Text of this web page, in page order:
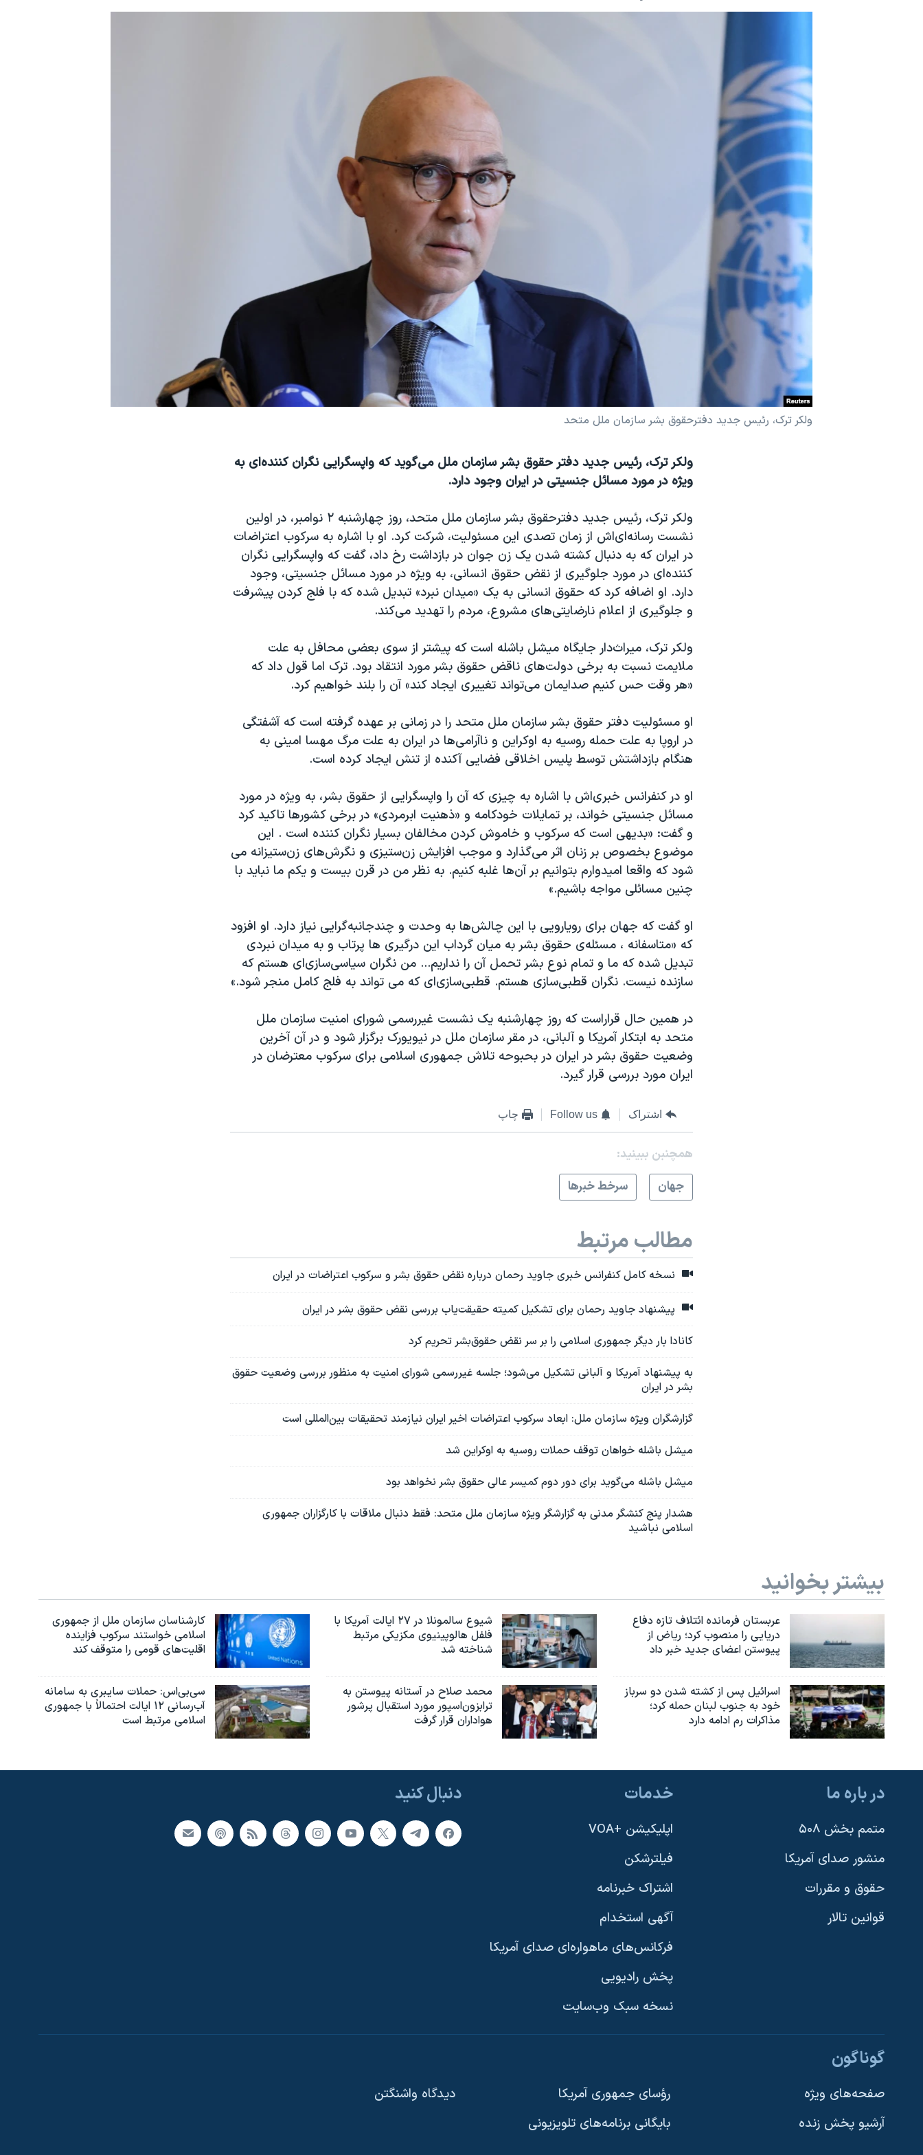
اعتراضات زن، زندگی، آزادی
مجموعه مستندهای دادخواهی
چهل سال گروگان‌گیری
قانون شفافیت دارائی کادر رهبری ایران
اعتراضات مردمی آبان ۹۸
نرگس محمدی برنده جایزه نوبل صلح
همایش محافظه‌کاران آمریکا «سی‌پک»
سفر پرزیدنت ترامپ به چین
دنبال کنید
زبانهای مختلف
ولکر ترک، رئیس جدید دفترحقوق بشر سازمان ملل متحد
ولکر ترک، رئیس جدید دفتر حقوق بشر سازمان ملل می‌گوید که واپسگرایی نگران کننده‌ای به
ویژه در مورد مسائل جنسیتی در ایران وجود دارد.
ولکر ترک، رئیس جدید دفترحقوق بشر سازمان ملل متحد، روز چهارشنبه ۲ نوامبر، در اولین
نشست رسانه‌ای‌اش از زمان تصدی این مسئولیت، شرکت کرد. او با اشاره به سرکوب اعتراضات
در ایران که به دنبال کشته شدن یک زن جوان در بازداشت رخ داد، گفت که واپسگرایی نگران
کننده‌ای در مورد جلوگیری از نقض حقوق انسانی، به ویژه در مورد مسائل جنسیتی، وجود
دارد. او اضافه کرد که حقوق انسانی به یک «میدان نبرد» تبدیل شده که با فلج کردن پیشرفت
و جلوگیری از اعلام نارضایتی‌های مشروع، مردم را تهدید می‌کند.
ولکر ترک، میراث‌دار جایگاه میشل باشله است که پیشتر از سوی بعضی محافل به علت
ملایمت نسبت به برخی دولت‌های ناقض حقوق بشر مورد انتقاد بود. ترک اما قول داد که
«هر وقت حس کنیم صدایمان می‌تواند تغییری ایجاد کند» آن را بلند خواهیم کرد.
او مسئولیت دفتر حقوق بشر سازمان ملل متحد را در زمانی بر عهده گرفته است که آشفتگی
در اروپا به علت حمله روسیه به اوکراین و ناآرامی‌ها در ایران به علت مرگ مهسا امینی به
هنگام بازداشتش توسط پلیس اخلاقی فضایی آکنده از تنش ایجاد کرده است.
او در کنفرانس خبری‌اش با اشاره به چیزی که آن را واپسگرایی از حقوق بشر، به ویژه در مورد
مسائل جنسیتی خواند، بر تمایلات خودکامه و «ذهنیت ابرمردی» در برخی کشورها تاکید کرد
و گفت: «بدیهی است که سرکوب و خاموش کردن مخالفان بسیار نگران کننده است . این
موضوع بخصوص بر زنان اثر می‌گذارد و موجب افزایش زن‌ستیزی و نگرش‌های زن‌ستیزانه می
شود که واقعا امیدوارم بتوانیم بر آن‌ها غلبه کنیم. به نظر من در قرن بیست و یکم ما نباید با
چنین مسائلی مواجه باشیم.»
او گفت که جهان برای رویارویی با این چالش‌ها به وحدت و چندجانبه‌گرایی نیاز دارد. او افزود
که «متاسفانه ، مسئله‌ی حقوق بشر به میان گرداب این درگیری ها پرتاب و به میدان نبردی
تبدیل شده که ما و تمام نوع بشر تحمل آن را نداریم... من نگران سیاسی‌سازی‌ای هستم که
سازنده نیست. نگران قطبی‌سازی هستم. قطبی‌سازی‌ای که می تواند به فلج کامل منجر شود.»
در همین حال قراراست که روز چهارشنبه یک نشست غیررسمی شورای امنیت سازمان ملل
متحد به ابتکار آمریکا و آلبانی، در مقر سازمان ملل در نیویورک برگزار شود و در آن آخرین
وضعیت حقوق بشر در ایران در بحبوحه تلاش جمهوری اسلامی برای سرکوب معترضان در
ایران مورد بررسی قرار گیرد.
اشتراک Follow us چاپ
همچنبن ببینید:
جهان
سرخط خبرها
مطالب مرتبط
نسخه کامل کنفرانس خبری جاوید رحمان درباره نقض حقوق بشر و سرکوب اعتراضات در ایران
پیشنهاد جاوید رحمان برای تشکیل کمیته حقیقت‌یاب بررسی نقض حقوق بشر در ایران
کانادا بار دیگر جمهوری اسلامی را بر سر نقض حقوق‌بشر تحریم کرد
به پیشنهاد آمریکا و آلبانی تشکیل می‌شود؛ جلسه غیررسمی شورای امنیت به منظور بررسی وضعیت حقوق
بشر در ایران
گزارشگران ویژه سازمان ملل: ابعاد سرکوب اعتراضات اخیر ایران نیازمند تحقیقات بین‌المللی است
میشل باشله خواهان توقف حملات روسیه به اوکراین شد
میشل باشله می‌گوید برای دور دوم کمیسر عالی حقوق بشر نخواهد بود
هشدار پنج کنشگر مدنی به گزارشگر ویژه سازمان ملل متحد: فقط دنبال ملاقات با کارگزاران جمهوری
اسلامی نباشید
بیشتر بخوانید
عربستان فرمانده ائتلاف تازه دفاع
دریایی را منصوب کرد؛ ریاض از
پیوستن اعضای جدید خبر داد
شیوع سالمونلا در ۲۷ ایالت آمریکا با
فلفل هالوپینیوی مکزیکی مرتبط
شناخته شد
کارشناسان سازمان ملل از جمهوری
اسلامی خواستند سرکوب فزاینده
اقلیت‌های قومی را متوقف کند
اسرائیل پس از کشته شدن دو سرباز
خود به جنوب لبنان حمله کرد؛
مذاکرات رم ادامه دارد
محمد صلاح در آستانه پیوستن به
ترابزون‌اسپور مورد استقبال پرشور
هواداران قرار گرفت
سی‌بی‌اس: حملات سایبری به سامانه
آب‌رسانی ۱۲ ایالت احتمالاً با جمهوری
اسلامی مرتبط است
دنبال کنید در باره ما
متمم بخش ۵۰۸
منشور صدای آمریکا
حقوق و مقررات
قوانین تالار
خدمات
اپلیکیشن +VOA
فیلترشکن
اشتراک خبرنامه
آگهی استخدام
فرکانس‌های ماهواره‌ای صدای آمریکا
پخش رادیویی
نسخه سبک وب‌سایت
گوناگون
صفحه‌های ویژه
آرشیو پخش زنده
رؤسای جمهوری آمریکا
بایگانی برنامه‌های تلویزیونی
دیدگاه‌ واشنگتن